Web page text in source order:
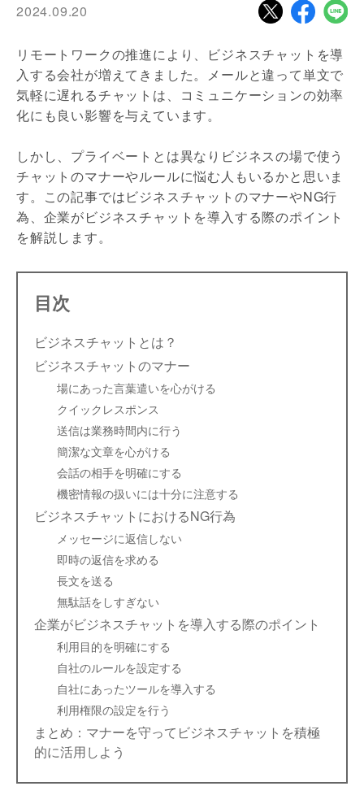
2024.09.20
リモートワークの推進により、ビジネスチャットを導
入する会社が増えてきました。メールと違って単文で
気軽に遅れるチャットは、コミュニケーションの効率
化にも良い影響を与えています。
しかし、プライベートとは異なりビジネスの場で使う
チャットのマナーやルールに悩む人もいるかと思いま
す。この記事ではビジネスチャットのマナーやNG行
為、企業がビジネスチャットを導入する際のポイント
を解説します。
目次
ビジネスチャットとは？
ビジネスチャットのマナー
場にあった言葉遣いを心がける
クイックレスポンス
送信は業務時間内に行う
簡潔な文章を心がける
会話の相手を明確にする
機密情報の扱いには十分に注意する
ビジネスチャットにおけるNG行為
メッセージに返信しない
即時の返信を求める
長文を送る
無駄話をしすぎない
企業がビジネスチャットを導入する際のポイント
利用目的を明確にする
自社のルールを設定する
自社にあったツールを導入する
利用権限の設定を行う
まとめ：マナーを守ってビジネスチャットを積極
的に活用しよう